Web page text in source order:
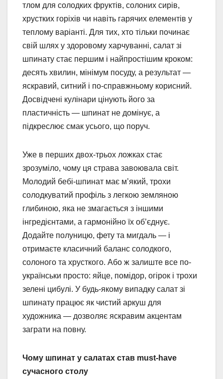
тлом для солодких фруктів, солоних сирів,
хрустких горіхів чи навіть гарячих елементів у
теплому варіанті. Для тих, хто тільки починає
свій шлях у здоровому харчуванні, салат зі
шпинату стає першим і найпростішим кроком:
десять хвилин, мінімум посуду, а результат —
яскравий, ситний і по-справжньому корисний.
Досвідчені кулінари цінують його за
пластичність — шпинат не домінує, а
підкреслює смак усього, що поруч.
Уже в перших двох-трьох ложках стає
зрозуміло, чому ця страва завоювала світ.
Молодий бебі-шпинат має м’який, трохи
солодкуватий профіль з легкою земляною
глибиною, яка не змагається з іншими
інгредієнтами, а гармонійно їх об’єднує.
Додайте полуницю, фету та мигдаль — і
отримаєте класичний баланс солодкого,
солоного та хрусткого. Або ж залиште все по-
українськи просто: яйце, помідор, огірок і трохи
зелені цибулі. У будь-якому випадку салат зі
шпинату працює як чистий аркуш для
художника — дозволяє яскравим акцентам
заграти на повну.
Чому шпинат у салатах став must-have
сучасного столу